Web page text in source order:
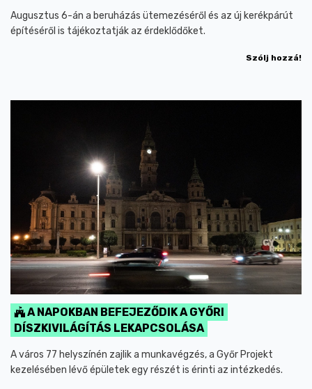
Augusztus 6-án a beruházás ütemezéséről és az új kerékpárút
építéséről is tájékoztatják az érdeklődőket.
Szólj hozzá!
A NAPOKBAN BEFEJEZŐDIK A GYŐRI
DÍSZKIVILÁGÍTÁS LEKAPCSOLÁSA
A város 77 helyszínén zajlik a munkavégzés, a Győr Projekt
kezelésében lévő épületek egy részét is érinti az intézkedés.